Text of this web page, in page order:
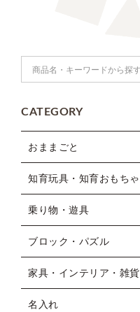
CATEGORY
おままごと
知育玩具・知育おもちゃ
乗り物・遊具
ブロック・パズル
家具・インテリア・雑貨
名入れ